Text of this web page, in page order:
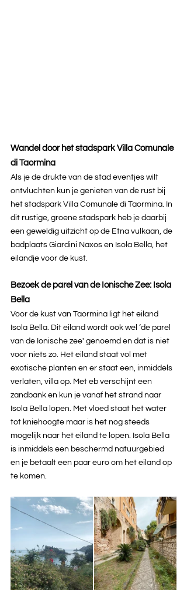
Wandel door het stadspark Villa Comunale
di Taormina
Als je de drukte van de stad eventjes wilt
ontvluchten kun je genieten van de rust bij
het stadspark Villa Comunale di Taormina. In
dit rustige, groene stadspark heb je daarbij
een geweldig uitzicht op de Etna vulkaan, de
badplaats Giardini Naxos en Isola Bella, het
eilandje voor de kust.
Bezoek de parel van de Ionische Zee: Isola
Bella
Voor de kust van Taormina ligt het eiland
Isola Bella. Dit eiland wordt ook wel ‘de parel
van de Ionische zee' genoemd en dat is niet
voor niets zo. Het eiland staat vol met
exotische planten en er staat een, inmiddels
verlaten, villa op. Met eb verschijnt een
zandbank en kun je vanaf het strand naar
Isola Bella lopen. Met vloed staat het water
tot kniehoogte maar is het nog steeds
mogelijk naar het eiland te lopen. Isola Bella
is inmiddels een beschermd natuurgebied
en je betaalt een paar euro om het eiland op
te komen.